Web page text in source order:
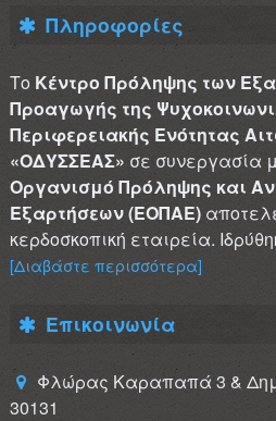
Πληροφορίες
Το Κέντρο Πρόληψης των
Προαγωγής της
Περιφερειακής Ενότητας
«ΟΔΥΣΣΕΑΣ» σε συνεργασία
Οργανισμό Πρόληψης και
Εξαρτήσεων (ΕΟΠΑΕ)
κερδοσκοπική εταιρεία.
[Διαβάστε περισσότερα]
Επικοινωνία
Φλώρας Καραπαπά 3 &
30131